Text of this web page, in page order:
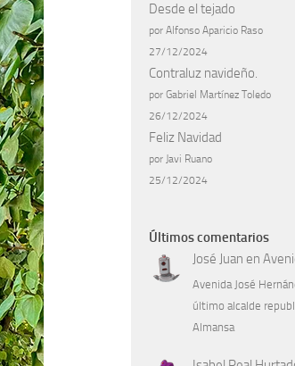
Desde el tejado
por Alfonso Aparicio Raso
27/12/2024
Contraluz navideño.
por Gabriel Martínez Toledo
26/12/2024
Feliz Navidad
por Javi Ruano
25/12/2024
Últimos comentarios
José Juan en
Avenida José
último alcalde
Almansa